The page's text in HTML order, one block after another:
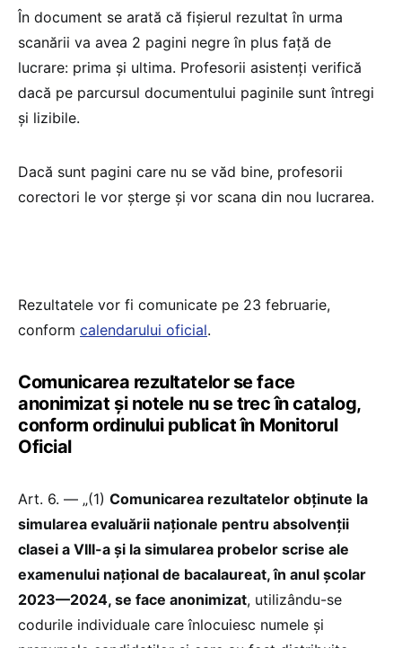
În document se arată că fișierul rezultat în urma
scanării va avea 2 pagini negre în plus față de
lucrare: prima și ultima. Profesorii asistenți verifică
dacă pe parcursul documentului paginile sunt întregi
și lizibile.
Dacă sunt pagini care nu se văd bine, profesorii
corectori le vor șterge și vor scana din nou lucrarea.
Rezultatele vor fi comunicate pe 23 februarie,
conform calendarului oficial.
Comunicarea rezultatelor se face
anonimizat și notele nu se trec în catalog,
conform ordinului publicat în Monitorul
Oficial
Art. 6. — „(1) Comunicarea rezultatelor obținute la
simularea evaluării naționale pentru absolvenții
clasei a VIII-a și la simularea probelor scrise ale
examenului național de bacalaureat, în anul școlar
2023—2024, se face anonimizat, utilizându-se
codurile individuale care înlocuiesc numele și